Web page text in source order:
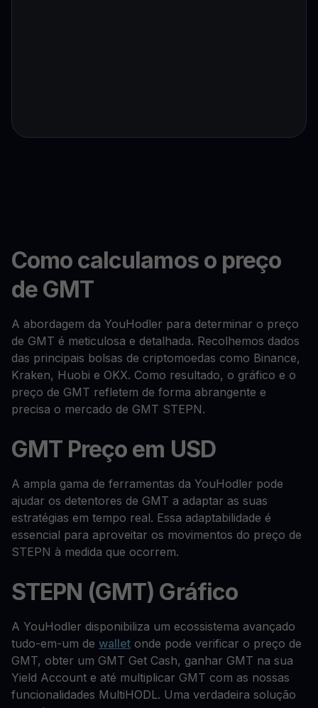
Como calculamos o preço
de GMT
A abordagem da YouHodler para determinar o preço
de GMT é meticulosa e detalhada. Recolhemos dados
das principais bolsas de criptomoedas como Binance,
Kraken, Huobi e OKX. Como resultado, o gráfico e o
preço de GMT refletem de forma abrangente e
precisa o mercado de GMT STEPN.
GMT Preço em USD
A ampla gama de ferramentas da YouHodler pode
ajudar os detentores de GMT a adaptar as suas
estratégias em tempo real. Essa adaptabilidade é
essencial para aproveitar os movimentos do preço de
STEPN à medida que ocorrem.
STEPN (GMT) Gráfico
A YouHodler disponibiliza um ecossistema avançado
tudo-em-um de wallet onde pode verificar o preço de
GMT, obter um GMT Get Cash, ganhar GMT na sua
Yield Account e até multiplicar GMT com as nossas
funcionalidades MultiHODL. Uma verdadeira solução